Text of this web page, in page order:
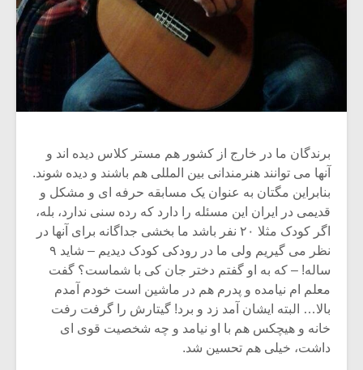
برندگان ما در خارج از کشور هم مستر کلاس دیده اند و
آنها می توانند هنرمندانی بین المللی هم باشند و دیده شوند.
بنابراین مگتان به عنوان یک مسابقه حرفه ای و مشکل و
قدیمی در ایران این مسئله را دارد که رده سنی ندارد، بله،
اگر کودک مثلا ۲۰ نفر باشد ما بخشی جداگانه برای آنها در
نظر می گیریم ولی ما در رودکی کودک دیدیم – شاید ۹
ساله! – که به او گفتم دختر جان کی با شماست؟ گفت
معلم ام نیامده و پدرم هم در ماشین است خودم آمدم
بالا… البته ایشان آمد زد و برد! گیتارش را گرفت رفت
خانه و هیچکس هم با او نیامد و چه شخصیت قوی ای
داشت، خیلی هم تحسین شد.